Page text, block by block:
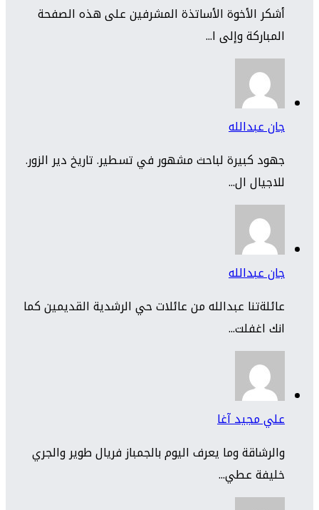
أشكر الأخوة الأساتذة المشرفين على هذه الصفحة
المباركة وإلى ا...
جان عبدالله
جهود كبيرة لباحث مشهور في تسطير. تاريخ دير الزور.
للاجيال ال...
جان عبدالله
عائلةتنا عبدالله من عائلات حي الرشدية القديمين كما
انك اغفلت...
علي مجيد آغا
والرشاقة وما يعرف اليوم بالجمباز فريال طوير والجري
خليفة عطي...